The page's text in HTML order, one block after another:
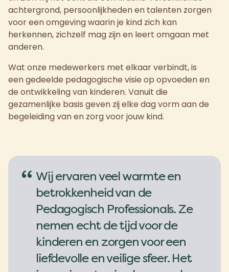
achtergrond, persoonlijkheden en talenten zorgen
voor een omgeving waarin je kind zich kan
herkennen, zichzelf mag zijn en leert omgaan met
anderen.
Wat onze medewerkers met elkaar verbindt, is
een gedeelde pedagogische visie op opvoeden en
de ontwikkeling van kinderen. Vanuit die
gezamenlijke basis geven zij elke dag vorm aan de
begeleiding van en zorg voor jouw kind.
“ Wij ervaren veel warmte en
betrokkenheid van de
Pedagogisch Professionals. Ze
nemen echt de tijd voor de
kinderen en zorgen voor een
liefdevolle en veilige sfeer. Het